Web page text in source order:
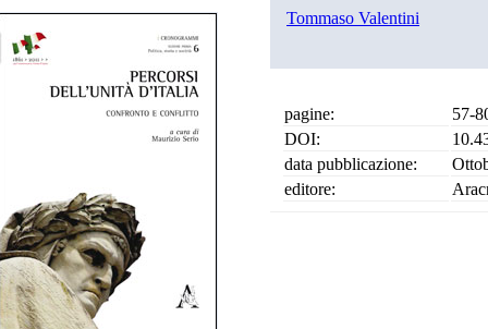
Tommaso Valentini
pagine:
57-
DOI:
data pubblicazione:
editore: